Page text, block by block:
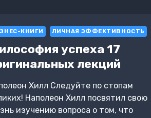
КНИГИ ЛИЧНАЯ ЭФФЕКТИВНОСТЬ
успеха 17
лекций
Хилл Следуйте по стопам
Наполеон Хилл посвятил свою
изучению вопроса о том, что